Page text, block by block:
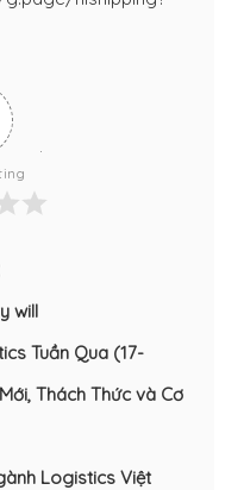
will
Tuần Qua (17-
Thách Thức và Cơ
Logistics Việt